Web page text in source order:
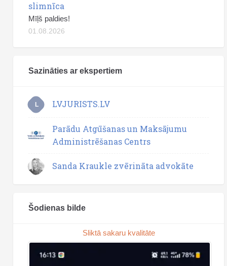
slimnīca
Mīļš paldies!
01.08.2026
Sazināties ar ekspertiem
L LVJURISTS.LV
Parādu Atgūšanas un Maksājumu
Administrēšanas Centrs
Sanda Kraukle zvērināta advokāte
Šodienas bilde
Sliktā sakaru kvalitāte